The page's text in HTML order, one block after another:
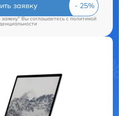
заявку
Вы соглашаетесь cполитикой